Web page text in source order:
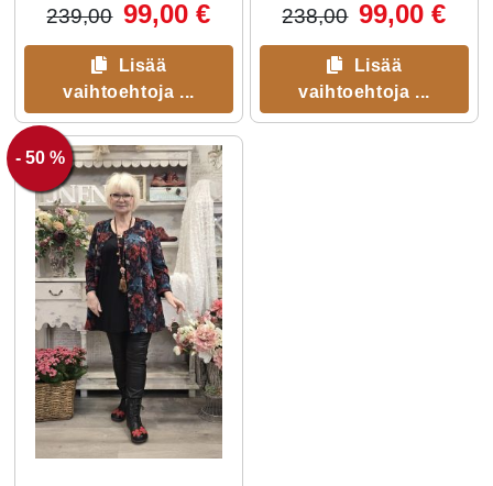
239,00 99,00 €
Lisää
vaihtoehtoja ...
238,00 99,00 €
Lisää
vaihtoehtoja ...
- 50 %